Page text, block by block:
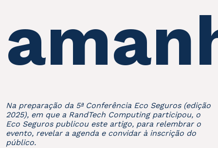
Na preparação da 5ª Conferência Eco Seguros (edição
2025), em que a RandTech Computing participou, o
Eco Seguros publicou este artigo, para relembrar o
evento, revelar a agenda e convidar à inscrição do
público.